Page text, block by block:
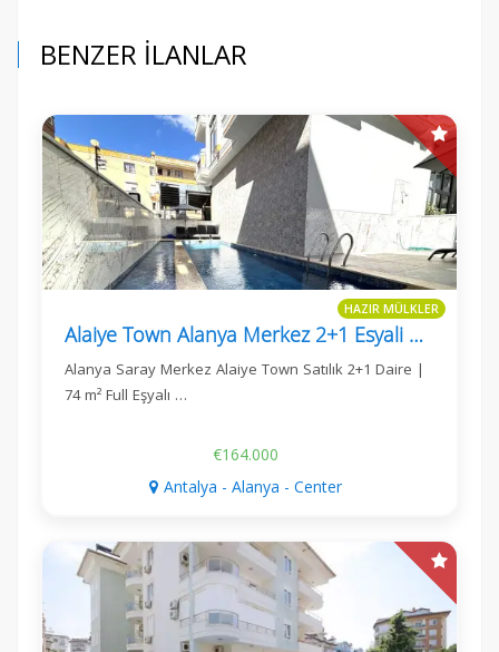
BENZER İLANLAR
HAZIR MÜLKLER
Alaiye Town Alanya Merkez 2+1 Esyali Daire
Alanya Saray Merkez Alaiye Town Satılık 2+1 Daire |
74 m² Full Eşyalı …
€164.000
Antalya - Alanya - Center